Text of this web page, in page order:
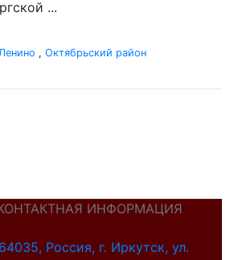
...
, Октябрьский район
ИНФОРМАЦИЯ
Россия, г. Иркутск, ул.